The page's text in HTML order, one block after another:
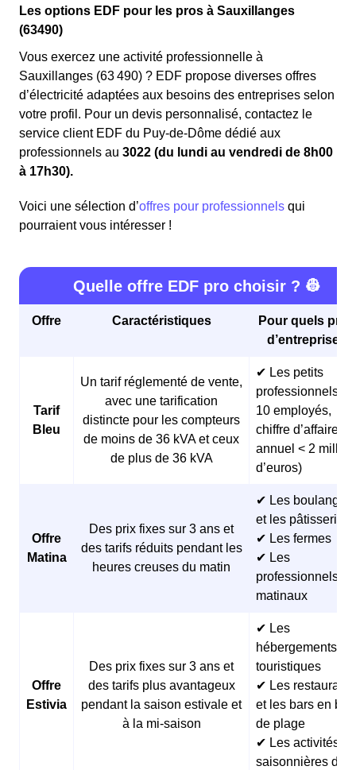
Les options EDF pour les pros à Sauxillanges
(63490)
Vous exercez une activité professionnelle à
Sauxillanges (63 490) ? EDF propose diverses offres
d’électricité adaptées aux besoins des entreprises selon
votre profil. Pour un devis personnalisé, contactez le
service client EDF du Puy-de-Dôme dédié aux
professionnels au 3022 (du lundi au vendredi de 8h00
à 17h30).
Voici une sélection d’offres pour professionnels qui
pourraient vous intéresser !
Quelle offre EDF pro choisir ? 👷
Offre Caractéristiques
Pour quels
d’entreprises
Tarif
Bleu
Un tarif réglementé de vente,
avec une tarification
distincte pour les compteurs
de moins de 36 kVA et ceux
de plus de 36 kVA
✔ Les petits
professionnels (<
10 employés,
chiffre d’affaires
annuel < 2
d’euros)
Offre
Matina
Des prix fixes sur 3 ans et
des tarifs réduits pendant les
heures creuses du matin
✔ Les
et les pâtisseries
✔ Les fermes
✔ Les
professionnels
matinaux
Offre
Estivia
Des prix fixes sur 3 ans et
des tarifs plus avantageux
pendant la saison estivale et
à la mi-saison
✔ Les
hébergements
touristiques
✔ Les restaurants
et les bars en
de plage
✔ Les activités
saisonnières